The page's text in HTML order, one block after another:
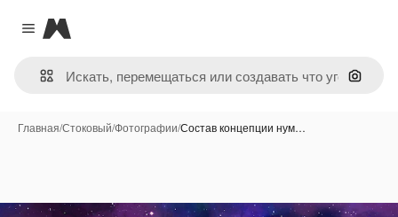
Close menu
Magnific
Поиск
Главная/Стоковый/Фотографии/Состав концепции нум…